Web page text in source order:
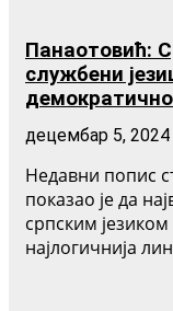
Панаотовић:
службени
децембар 5, 2024
Недавни попис
показао је да
српским
најлогичнија